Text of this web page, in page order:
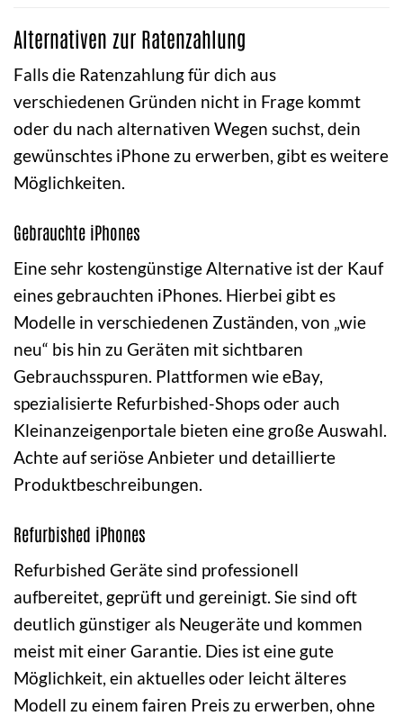
Alternativen zur Ratenzahlung
Falls die Ratenzahlung für dich aus
verschiedenen Gründen nicht in Frage kommt
oder du nach alternativen Wegen suchst, dein
gewünschtes iPhone zu erwerben, gibt es weitere
Möglichkeiten.
Gebrauchte iPhones
Eine sehr kostengünstige Alternative ist der Kauf
eines gebrauchten iPhones. Hierbei gibt es
Modelle in verschiedenen Zuständen, von „wie
neu“ bis hin zu Geräten mit sichtbaren
Gebrauchsspuren. Plattformen wie eBay,
spezialisierte Refurbished-Shops oder auch
Kleinanzeigenportale bieten eine große Auswahl.
Achte auf seriöse Anbieter und detaillierte
Produktbeschreibungen.
Refurbished iPhones
Refurbished Geräte sind professionell
aufbereitet, geprüft und gereinigt. Sie sind oft
deutlich günstiger als Neugeräte und kommen
meist mit einer Garantie. Dies ist eine gute
Möglichkeit, ein aktuelles oder leicht älteres
Modell zu einem fairen Preis zu erwerben, ohne